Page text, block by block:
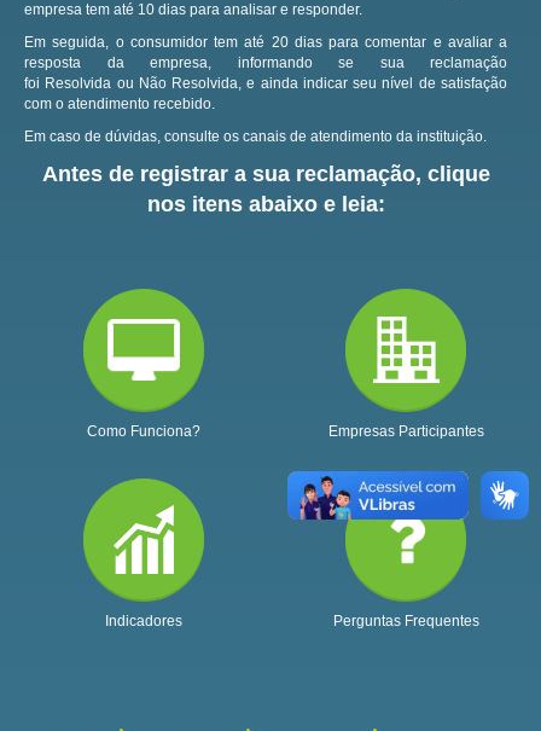
empresa tem até 10 dias para analisar e responder.
Em seguida, o consumidor tem até 20 dias para comentar e avaliar a
resposta da empresa, informando se sua reclamação
foi Resolvida ou Não Resolvida, e ainda indicar seu nível de satisfação
com o atendimento recebido.
Em caso de dúvidas, consulte os canais de atendimento da instituição.
Antes de registrar a sua reclamação, clique
nos itens abaixo e leia:
Como Funciona? Empresas Participantes
Indicadores Perguntas Frequentes